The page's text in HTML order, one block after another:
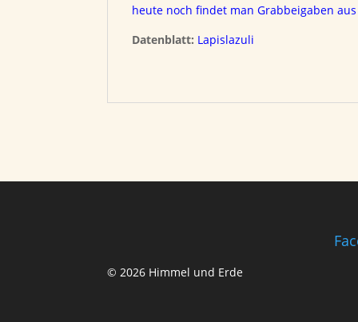
heute noch findet man Grabbeigaben aus
Datenblatt: Lapislazuli
© 2026 Himmel und Erde